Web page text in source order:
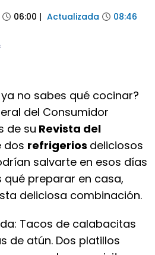
06:00 | Actualizada 08:46
no sabes qué cocinar?
del Consumidor
de su Revista del
dos refrigerios deliciosos
salvarte en esos días
qué preparar en casa,
deliciosa combinación.
Tacos de calabacitas
de atún. Dos platillos